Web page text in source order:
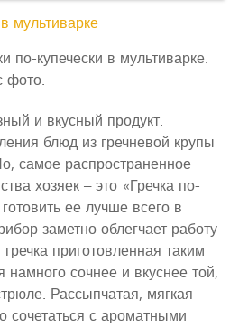
мультиварке
по-купечески в мультиварке.
фото.
и вкусный продукт.
блюд из гречневой крупы
самое распространенное
хозяек – это «Гречка по-
ее лучше всего в
заметно облегчает работу
приготовленная таким
намного сочнее и вкуснее той,
Рассыпчатая, мягкая
сочетаться с ароматными